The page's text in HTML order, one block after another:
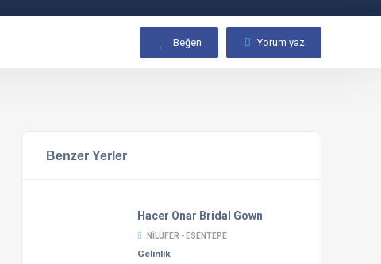
Beğen Yorum yaz
Benzer Yerler
Hacer Onar Bridal Gown
NILÜFER - ESENTEPE
Gelinlik